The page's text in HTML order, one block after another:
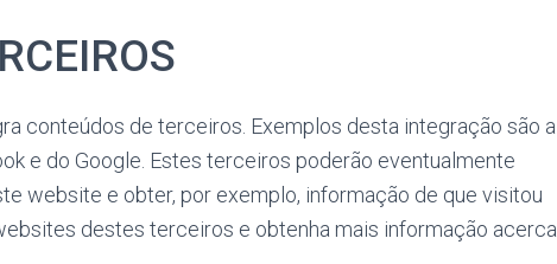
conteúdos de terceiros. Exemplos desta integração são a
e do Google. Estes terceiros poderão eventualmente
website e obter, por exemplo, informação de que visitou
destes terceiros e obtenha mais informação acerca